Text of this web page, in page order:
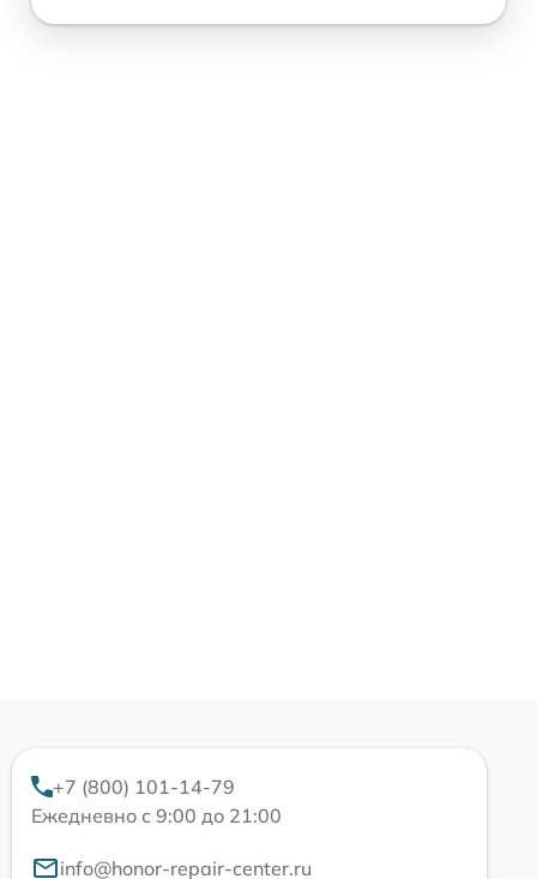
+7 (800) 101-14-79
Ежедневно с 9:00 до 21:00
info@honor-repair-center.ru